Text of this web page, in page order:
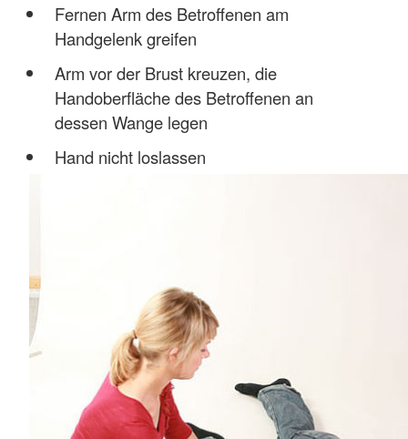
Fernen Arm des Betroffenen am
Handgelenk greifen
Arm vor der Brust kreuzen, die
Handoberfläche des Betroffenen an
dessen Wange legen
Hand nicht loslassen